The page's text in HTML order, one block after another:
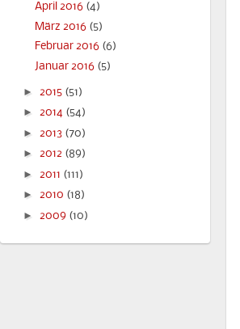
April 2016 (4)
März 2016 (5)
Februar 2016 (6)
Januar 2016 (5)
► 2015 (51)
► 2014 (54)
► 2013 (70)
► 2012 (89)
► 2011 (111)
► 2010 (18)
► 2009 (10)